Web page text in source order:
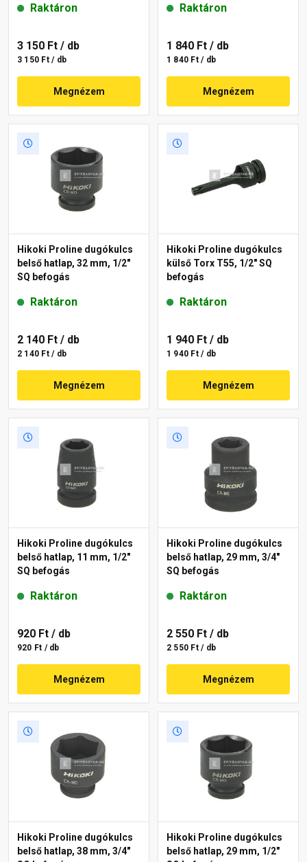
Raktáron
3 150 Ft / db
3 150 Ft / db
Megnézem
Raktáron
1 840 Ft / db
1 840 Ft / db
Megnézem
Hikoki Proline dugókulcs
belső hatlap, 32 mm, 1/2"
SQ befogás
Raktáron
2 140 Ft / db
2 140 Ft / db
Megnézem
Hikoki Proline dugókulcs
külső Torx T55, 1/2" SQ
befogás
Raktáron
1 940 Ft / db
1 940 Ft / db
Megnézem
Hikoki Proline dugókulcs
belső hatlap, 11 mm, 1/2"
SQ befogás
Raktáron
920 Ft / db
920 Ft / db
Megnézem
Hikoki Proline dugókulcs
belső hatlap, 29 mm, 3/4"
SQ befogás
Raktáron
2 550 Ft / db
2 550 Ft / db
Megnézem
Hikoki Proline dugókulcs
belső hatlap, 38 mm, 3/4"
Hikoki Proline dugókulcs
belső hatlap, 29 mm, 1/2"